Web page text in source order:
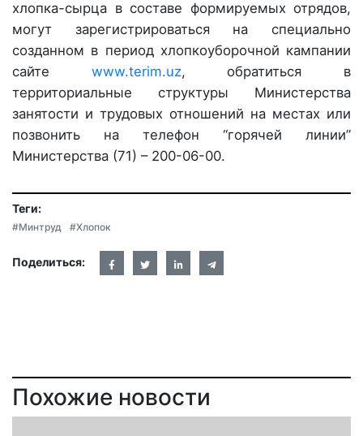
хлопка-сырца в составе формируемых отрядов,
могут зарегистрироваться на специально
созданном в период хлопкоуборочной кампании
сайте www.terim.uz, обратиться в
территориальные структуры Министерства
занятости и трудовых отношений на местах или
позвонить на телефон “горячей линии”
Министерства (71) – 200-06-00.
Теги:
#Минтруд #Хлопок
Поделиться:
Похожие новости